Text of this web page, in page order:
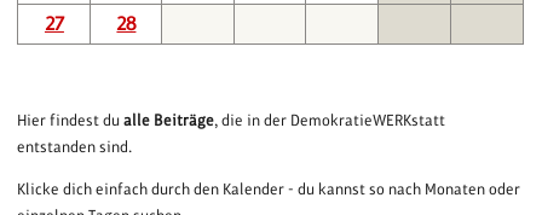
27
28
Hier findest dualle Beiträge, die in der DemokratieWERKstatt
entstanden sind.
Klicke dich einfach durch den Kalender - du kannst so nach Monaten oder